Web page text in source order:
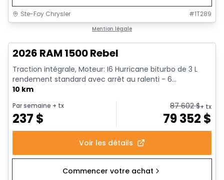
Ste-Foy Chrysler #1T289
Mention légale
2026 RAM 1500 Rebel
Traction intégrale, Moteur: I6 Hurricane biturbo de 3 L
rendement standard avec arrêt au ralenti - 6...
10 km
Par semaine + tx
237 $
87 602$+ tx
79 352 $
Voir les détails
Commencer votre achat